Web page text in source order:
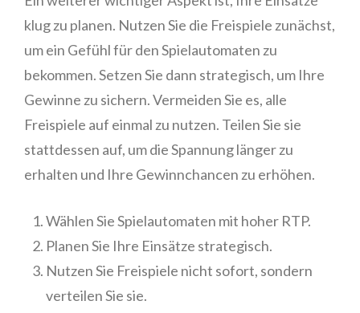
klug zu planen. Nutzen Sie die Freispiele zunächst,
um ein Gefühl für den Spielautomaten zu
bekommen. Setzen Sie dann strategisch, um Ihre
Gewinne zu sichern. Vermeiden Sie es, alle
Freispiele auf einmal zu nutzen. Teilen Sie sie
stattdessen auf, um die Spannung länger zu
erhalten und Ihre Gewinnchancen zu erhöhen.
Wählen Sie Spielautomaten mit hoher RTP.
Planen Sie Ihre Einsätze strategisch.
Nutzen Sie Freispiele nicht sofort, sondern
verteilen Sie sie.